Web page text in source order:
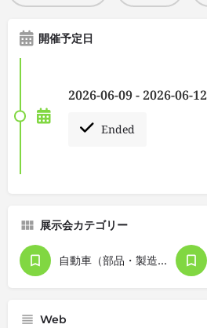
開催予定日
2026-06-09 - 2026-06-12
Ended
展示会カテゴリー
自動車（部品・製造関連機器含む）
Web